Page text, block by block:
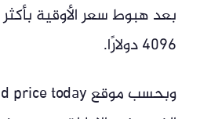
4096 دولارًا.